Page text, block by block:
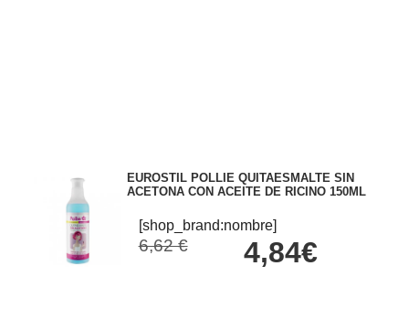
EUROSTIL POLLIE QUITAESMALTE SIN
ACETONA CON ACEITE DE RICINO 150ML
[shop_brand:nombre]
6,62 € 4,84€